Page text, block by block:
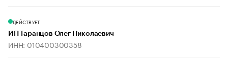
ДЕЙСТВУЕТ
ИП Таранцов Олег Николаевич
ИНН: 010400300358